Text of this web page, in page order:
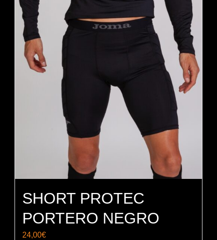
SHORT PROTEC
PORTERO NEGRO
24,00€